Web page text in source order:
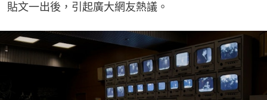
貼文一出後，引起廣大網友熱議。